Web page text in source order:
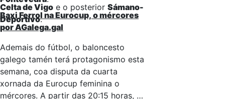
Celta de Vigo e o posterior Sámano-
Deportivo.
Baxi Ferrol na Eurocup, o mércores
por AGalega.gal
Ademais do fútbol, o baloncesto
galego tamén terá protagonismo esta
semana, coa disputa da cuarta
xornada da Eurocup feminina o
mércores. A partir das 20:15 horas, a